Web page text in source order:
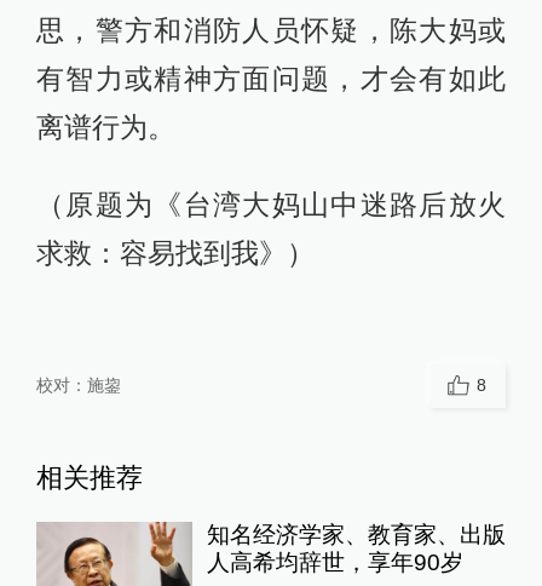
思，警方和消防人员怀疑，陈大妈或
有智力或精神方面问题，才会有如此
离谱行为。
（原题为《台湾大妈山中迷路后放火
求救：容易找到我》）
校对： 施鋆 8
相关推荐
知名经济学家、教育家、出版
人高希均辞世，享年90岁